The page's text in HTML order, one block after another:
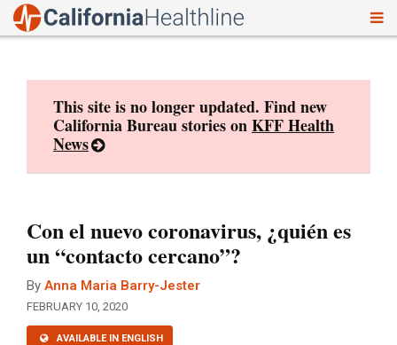
This site is no longer updated. Find new
California Bureau stories onKFF Health
News
Con el nuevo coronavirus, ¿quién es
un “contacto cercano”?
By Anna Maria Barry-Jester
FEBRUARY 10, 2020
AVAILABLE IN ENGLISH